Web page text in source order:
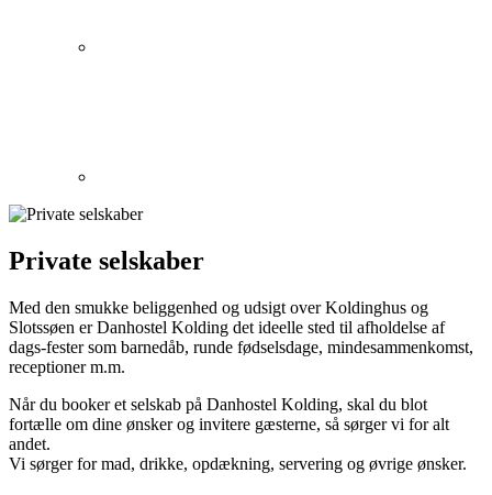
Private selskaber
Med den smukke beliggenhed og udsigt over Koldinghus og
Slotssøen er Danhostel Kolding det ideelle sted til afholdelse af
dags-fester som barnedåb, runde fødselsdage, mindesammenkomst,
receptioner m.m.
Når du booker et selskab på Danhostel Kolding, skal du blot
fortælle om dine ønsker og invitere gæsterne, så sørger vi for alt
andet.
Vi sørger for mad, drikke, opdækning, servering og øvrige ønsker.